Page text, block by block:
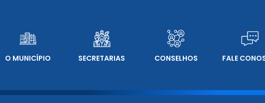
O MUNICÍPIO SECRETARIAS CONSELHOS FALE